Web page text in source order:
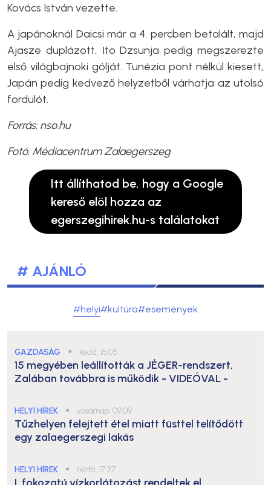
Kovács István vezette.
A japánoknál Daicsi már a 4. percben betalált, majd
Ajasze duplázott, Ito Dzsunja pedig megszerezte
első világbajnoki gólját. Tunézia pont nélkül kiesett,
Japán pedig kedvező helyzetből várhatja az utolsó
fordulót.
Forrás: nso.hu
Fotó: Médiacentrum Zalaegerszeg
Itt állíthatod be, hogy a Google
kereső elöl hozza az
egerszegihirek.hu-s találatokat
# AJÁNLÓ
#helyi#kultúra#események
GAZDASÁG ● kedd, 15:05
15 megyében leállították a JÉGER-rendszert,
Zalában továbbra is működik - VIDEÓVAL -
HELYI HÍREK ● vasárnap, 09:09
Tűzhelyen felejtett étel miatt füsttel telítődött
egy zalaegerszegi lakás
HELYI HÍREK ● hétfő, 17:27